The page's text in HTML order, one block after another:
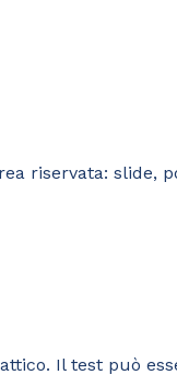
riservata: slide,
Il test può